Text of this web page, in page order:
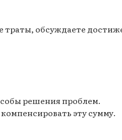
траты, обсуждаете
решения проблем.
эту сумму.